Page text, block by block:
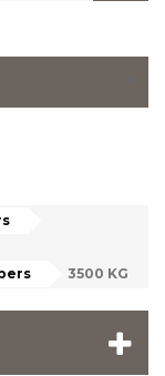
3500 KG